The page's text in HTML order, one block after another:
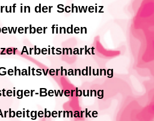
in der Schweiz
finden
Arbeitsmarkt
Bewerbung